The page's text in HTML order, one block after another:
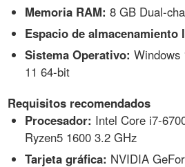
Memoria RAM: 8 GB Dual-
Espacio de almacenamiento
Sistema Operativo: Windows
11 64-bit
Requisitos recomendados
Procesador: Intel Core i7-
Ryzen5 1600 3.2 GHz
Tarjeta gráfica: NVIDIA